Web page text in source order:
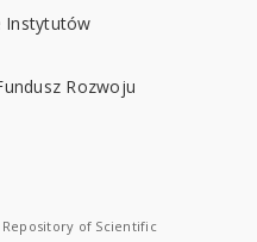
of Scientific